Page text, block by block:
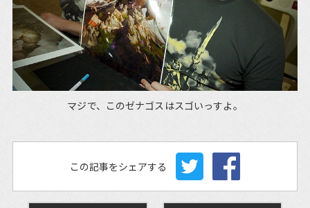
マジで、このゼナゴスはスゴいっすよ。
この記事をシェアする